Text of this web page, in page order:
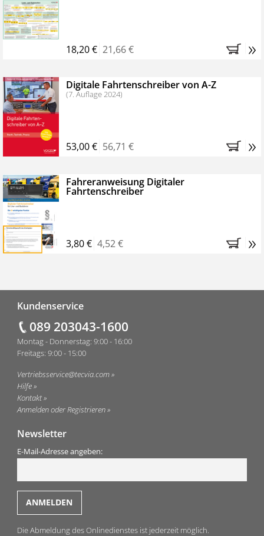
Bestellen Sie jetzt das VerkehrsRundschau Profipaket im
Kennenlern-Abo für zwei Monate (inkl. der derzeitig
Monaten brauchen Sie nichts weiter tun, das
Abonnement endet automatisch, es entstehen keine
weiteren Verpflichtungen.
18,20 € 21,66 € »
Digitale Fahrtenschreiber von A-Z
(7. Auflage 2024)
53,00 € 56,71 € »
Fahreranweisung Digitaler
Fahrtenschreiber
3,80 € 4,52 € »
Kundenservice
089 203043-1600
Montag - Donnerstag: 9:00 - 16:00
Freitags: 9:00 - 15:00
Vertriebsservice@tecvia.com
Hilfe
Kontakt
Anmelden oder Registrieren
Newsletter
E-Mail-Adresse angeben:
Die Abmeldung des Onlinedienstes ist jederzeit möglich.